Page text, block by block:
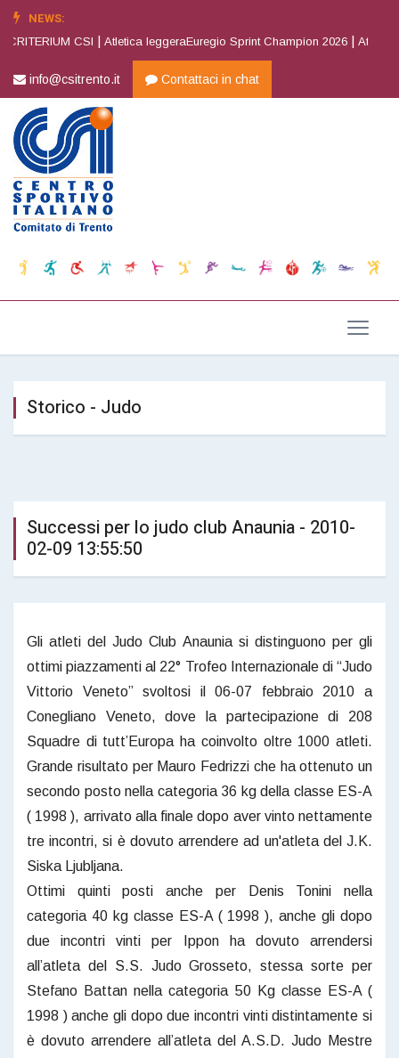
NEWS:
CSI |Atletica leggeraEuregio Sprint Champion 2026 |Atletica
info@csitrento.it Contattaci in chat
Storico - Judo
Successi per lo judo club Anaunia - 2010-
02-09 13:55:50
Gli atleti del Judo Club Anaunia si distinguono per gli
ottimi piazzamenti al 22° Trofeo Internazionale di “Judo
Vittorio Veneto” svoltosi il 06-07 febbraio 2010 a
Conegliano Veneto, dove la partecipazione di 208
Squadre di tutt’Europa ha coinvolto oltre 1000 atleti.
Grande risultato per Mauro Fedrizzi che ha ottenuto un
secondo posto nella categoria 36 kg della classe ES-A
( 1998 ), arrivato alla finale dopo aver vinto nettamente
tre incontri, si è dovuto arrendere ad un'atleta del J.K.
Siska Ljubljana.
Ottimi quinti posti anche per Denis Tonini nella
categoria 40 kg classe ES-A ( 1998 ), anche gli dopo
due incontri vinti per Ippon ha dovuto arrendersi
all’atleta del S.S. Judo Grosseto, stessa sorte per
Stefano Battan nella categoria 50 Kg classe ES-A (
1998 ) anche gli dopo due incontri vinti distintamente si
è dovuto arrendere all’atleta del A.S.D. Judo Mestre